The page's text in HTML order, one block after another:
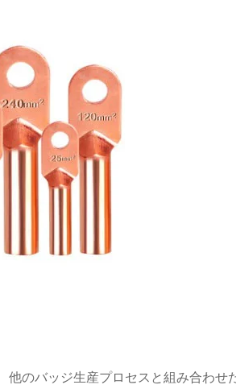
他のバッジ生産プロセスと組み合わせ